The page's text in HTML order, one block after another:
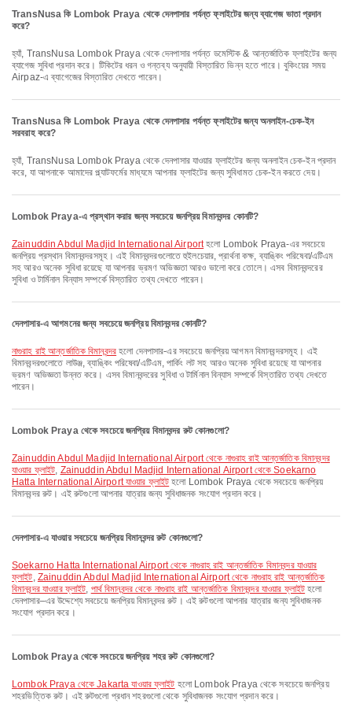
TransNusa কি Lombok Praya থেকে দেনপাসার পর্যন্ত ফ্লাইটের জন্য ব্যাগেজ ভাতা প্রদান
করে?
হ্যাঁ, TransNusa Lombok Praya থেকে দেনপাসার পর্যন্ত ডমেস্টিক & আন্তর্জাতিক ফ্লাইটের জন্য
ব্যাগেজ সুবিধা প্রদান করে। টিকিটের ধরন ও গন্তব্য অনুযায়ী বিস্তারিত ভিন্ন হতে পারে। বুকিংয়ের সময়
Airpaz-এ ব্যাগেজের বিস্তারিত দেখতে পারেন।
TransNusa কি Lombok Praya থেকে দেনপাসার পর্যন্ত ফ্লাইটের জন্য অনলাইন-চেক-ইন
সরবরাহ করে?
হ্যাঁ, TransNusa Lombok Praya থেকে দেনপাসার যাওয়ার ফ্লাইটের জন্য অনলাইন চেক-ইন প্রদান
করে, যা আপনাকে আমাদের প্ল্যাটফর্মের মাধ্যমে আপনার ফ্লাইটের জন্য সুবিধামত চেক-ইন করতে দেয়।
Lombok Praya-এ প্রস্থান করার জন্য সবচেয়ে জনপ্রিয় বিমানবন্দর কোনটি?
Zainuddin Abdul Madjid International Airportহলো Lombok Praya-এর সবচেয়ে
জনপ্রিয় প্রস্থান বিমানবন্দরসমূহ। এই বিমানবন্দরগুলোতে হুইলচেয়ার, প্রার্থনা কক্ষ, ব্যাঙ্কিং পরিষেবা/এটিএম
সহ আরও অনেক সুবিধা রয়েছে যা আপনার ভ্রমণ অভিজ্ঞতা আরও ভালো করে তোলে। এসব বিমানবন্দরের
সুবিধা ও টার্মিনাল বিন্যাস সম্পর্কে বিস্তারিত তথ্য দেখতে পারেন।
দেনপাসার-এ আগমনের জন্য সবচেয়ে জনপ্রিয় বিমানবন্দর কোনটি?
নাগুরাহ রাই আন্তর্জাতিক বিমানবন্দর হলো দেনপাসার-এর সবচেয়ে জনপ্রিয় আগমন বিমানবন্দরসমূহ। এই
বিমানবন্দরগুলোতে লাউঞ্জ, ব্যাঙ্কিং পরিষেবা/এটিএম, পার্কিং লট সহ আরও অনেক সুবিধা রয়েছে যা আপনার
ভ্রমণ অভিজ্ঞতা উন্নত করে। এসব বিমানবন্দরের সুবিধা ও টার্মিনাল বিন্যাস সম্পর্কে বিস্তারিত তথ্য দেখতে
পারেন।
Lombok Praya থেকে সবচেয়ে জনপ্রিয় বিমানবন্দর রুট কোনগুলো?
Zainuddin Abdul Madjid International Airport থেকে নাগুরাহ রাই আন্তর্জাতিক বিমানবন্দর
যাওয়ার ফ্লাইট, Zainuddin Abdul Madjid International Airport থেকে Soekarno
Hatta International Airport যাওয়ার ফ্লাইট হলো Lombok Praya থেকে সবচেয়ে জনপ্রিয়
বিমানবন্দর রুট। এই রুটগুলো আপনার যাত্রার জন্য সুবিধাজনক সংযোগ প্রদান করে।
দেনপাসার-এ যাওয়ার সবচেয়ে জনপ্রিয় বিমানবন্দর রুট কোনগুলো?
Soekarno Hatta International Airport থেকে নাগুরাহ রাই আন্তর্জাতিক বিমানবন্দর যাওয়ার
ফ্লাইট, Zainuddin Abdul Madjid International Airport থেকে নাগুরাহ রাই আন্তর্জাতিক
বিমানবন্দর যাওয়ার ফ্লাইট, পার্থ বিমানবন্দর থেকে নাগুরাহ রাই আন্তর্জাতিক বিমানবন্দর যাওয়ার ফ্লাইট হলো
দেনপাসার–এর উদ্দেশ্যে সবচেয়ে জনপ্রিয় বিমানবন্দর রুট। এই রুটগুলো আপনার যাত্রার জন্য সুবিধাজনক
সংযোগ প্রদান করে।
Lombok Praya থেকে সবচেয়ে জনপ্রিয় শহর রুট কোনগুলো?
Lombok Praya থেকে Jakarta যাওয়ার ফ্লাইট হলো Lombok Praya থেকে সবচেয়ে জনপ্রিয়
শহরভিত্তিক রুট। এই রুটগুলো প্রধান শহরগুলো থেকে সুবিধাজনক সংযোগ প্রদান করে।